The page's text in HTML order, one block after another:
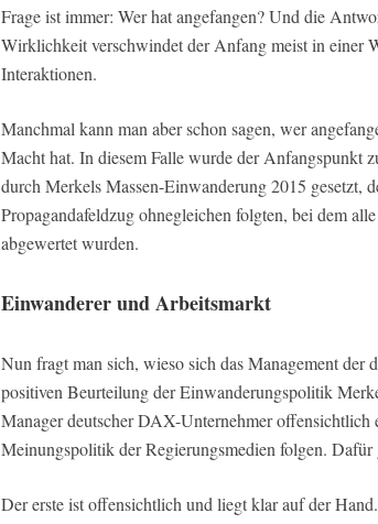
Frage ist immer: Wer hat angefangen? Und die
Wirklichkeit verschwindet der Anfang meist in einer
Interaktionen.
Manchmal kann man aber schon sagen, wer
Macht hat. In diesem Falle wurde der Anfangspunkt
durch Merkels Massen-Einwanderung 2015 gesetzt,
Propagandafeldzug ohnegleichen folgten, bei dem
abgewertet wurden.
Einwanderer und Arbeitsmarkt
Nun fragt man sich, wieso sich das Management der
positiven Beurteilung der Einwanderungspolitik
Manager deutscher DAX-Unternehmer offensichtlich
Meinungspolitik der Regierungsmedien folgen. Dafür
Der erste ist offensichtlich und liegt klar auf der